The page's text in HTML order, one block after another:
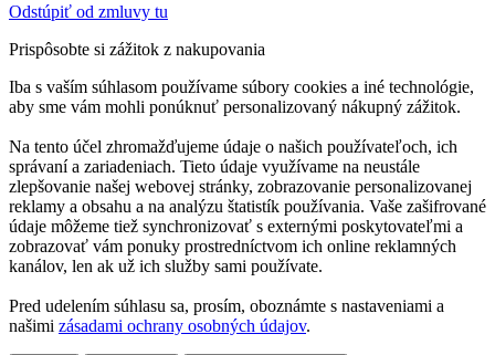
Odstúpiť od zmluvy tu
Prispôsobte si zážitok z nakupovania
Iba s vaším súhlasom používame súbory cookies a iné technológie,
aby sme vám mohli ponúknuť personalizovaný nákupný zážitok.
Na tento účel zhromažďujeme údaje o našich používateľoch, ich
správaní a zariadeniach. Tieto údaje využívame na neustále
zlepšovanie našej webovej stránky, zobrazovanie personalizovanej
reklamy a obsahu a na analýzu štatistík používania. Vaše zašifrované
údaje môžeme tiež synchronizovať s externými poskytovateľmi a
zobrazovať vám ponuky prostredníctvom ich online reklamných
kanálov, len ak už ich služby sami používate.
Pred udelením súhlasu sa, prosím, oboznámte s nastaveniami a
našimi zásadami ochrany osobných údajov.